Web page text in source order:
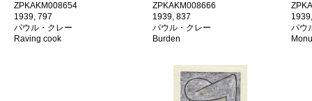
ZPKAKM008654
1939, 797
パウル・クレー
Raving cook
ZPKAKM008666
1939, 837
パウル・クレー
Burden
パウ